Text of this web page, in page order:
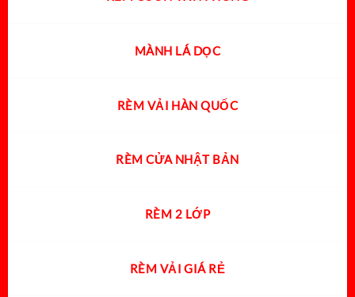
MÀNH LÁ DỌC
RÈM VẢI HÀN QUỐC
RÈM CỬA NHẬT BẢN
RÈM 2 LỚP
RÈM VẢI GIÁ RẺ